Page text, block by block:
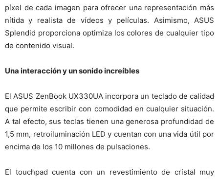
píxel de cada imagen para ofrecer una representación más
nítida y realista de vídeos y películas. Asimismo, ASUS
Splendid proporciona optimiza los colores de cualquier tipo
de contenido visual.
Una interacción y un sonido increíbles
El ASUS ZenBook UX330UA incorpora un teclado de calidad
que permite escribir con comodidad en cualquier situación.
A tal efecto, sus teclas tienen una generosa profundidad de
1,5 mm, retroiluminación LED y cuentan con una vida útil por
encima de los 10 millones de pulsaciones.
El touchpad cuenta con un revestimiento de cristal muy